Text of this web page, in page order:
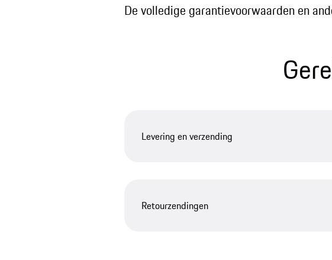
De volledige garantievoorwaarden en
Levering en verzending
Retourzendingen